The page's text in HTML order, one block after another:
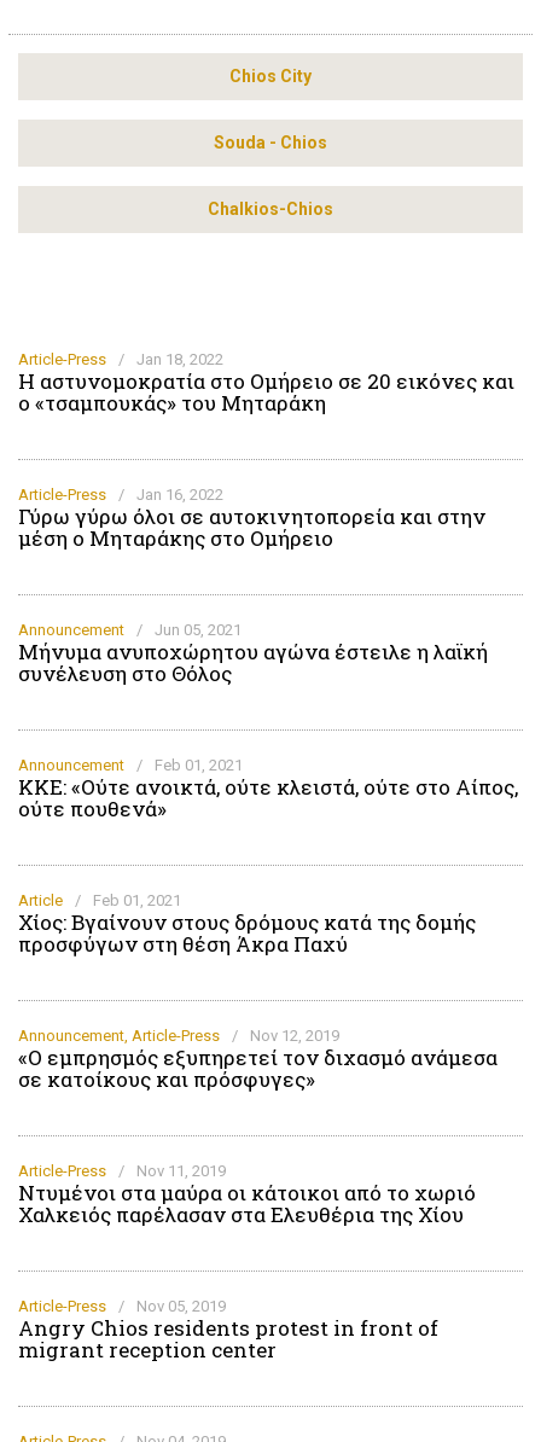
Chios City
Souda - Chios
Chalkios-Chios
Article-Press / Jan 18, 2022
Η αστυνομοκρατία στο Ομήρειο σε 20 εικόνες και
ο «τσαμπουκάς» του Μηταράκη
Article-Press / Jan 16, 2022
Γύρω γύρω όλοι σε αυτοκινητοπορεία και στην
μέση ο Μηταράκης στο Ομήρειο
Announcement / Jun 05, 2021
Μήνυμα ανυποχώρητου αγώνα έστειλε η λαϊκή
συνέλευση στο Θόλος
Announcement / Feb 01, 2021
ΚΚΕ: «Ούτε ανοικτά, ούτε κλειστά, ούτε στο Αίπος,
ούτε πουθενά»
Article / Feb 01, 2021
Χίος: Βγαίνουν στους δρόμους κατά της δομής
προσφύγων στη θέση Άκρα Παχύ
Announcement, Article-Press / Nov 12, 2019
«Ο εμπρησμός εξυπηρετεί τον διχασμό ανάμεσα
σε κατοίκους και πρόσφυγες»
Article-Press / Nov 11, 2019
Ντυμένοι στα μαύρα οι κάτοικοι από το χωριό
Χαλκειός παρέλασαν στα Ελευθέρια της Χίου
Article-Press / Nov 05, 2019
Angry Chios residents protest in front of
migrant reception center